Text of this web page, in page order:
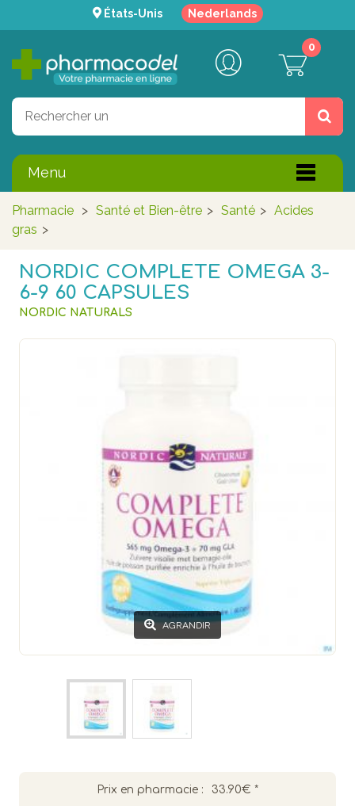
États-Unis Nederlands
0
Menu
Pharmacie > Santé et Bien-être > Santé > Acides
gras >
NORDIC COMPLETE OMEGA 3-
6-9 60 CAPSULES
NORDIC NATURALS
AGRANDIR
Prix en pharmacie : 33.90€ *